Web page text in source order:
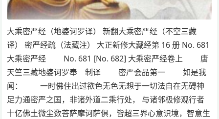
大乘密严经（地婆诃罗译） 新翻大乘密严经（不空三藏
译） 密严经疏（法藏注） 大正新修大藏经第 16 册 No. 681
大乘密严经 No. 681 [No. 682] 大乘密严经卷上 唐
天竺三藏地婆诃罗奉 制译 密严会品第一 如是我
闻： 一时佛住出过欲色无色无想于一切法自在无碍神
足力通密严之国，非诸外道二乘行处， 与诸邻极修观行者
十亿佛土微尘数菩萨摩诃萨俱，皆超三界心意识境，智意生